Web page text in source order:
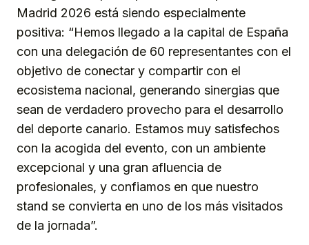
Madrid 2026 está siendo especialmente
positiva: “Hemos llegado a la capital de España
con una delegación de 60 representantes con el
objetivo de conectar y compartir con el
ecosistema nacional, generando sinergias que
sean de verdadero provecho para el desarrollo
del deporte canario. Estamos muy satisfechos
con la acogida del evento, con un ambiente
excepcional y una gran afluencia de
profesionales, y confiamos en que nuestro
stand se convierta en uno de los más visitados
de la jornada”.